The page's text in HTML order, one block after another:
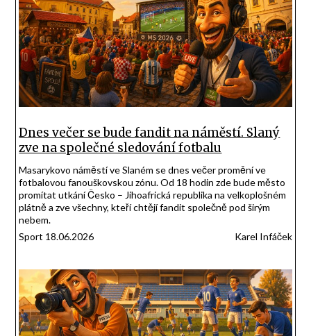
Dnes večer se bude fandit na náměstí. Slaný
zve na společné sledování fotbalu
Masarykovo náměstí ve Slaném se dnes večer promění ve
fotbalovou fanouškovskou zónu. Od 18 hodin zde bude město
promítat utkání Česko – Jihoafrická republika na velkoplošném
plátně a zve všechny, kteří chtějí fandit společně pod širým
nebem.
Sport 18.06.2026
Karel Infáček